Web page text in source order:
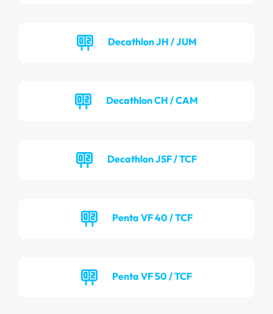
Decathlon JH / JUM
Decathlon CH / CAM
Decathlon JSF / TCF
Penta VF 40 / TCF
Penta VF 50 / TCF